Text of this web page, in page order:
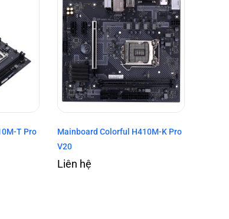
T Pro
Mainboard Colorful H410M-K Pro
V20
Liên hệ